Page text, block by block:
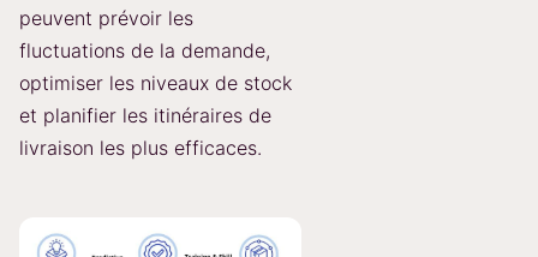
peuvent prévoir les
fluctuations de la demande,
optimiser les niveaux de stock
et planifier les itinéraires de
livraison les plus efficaces.